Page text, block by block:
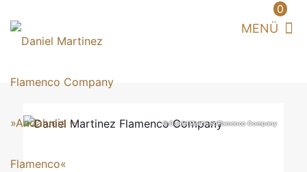
0
© Daniel Martinez Flamenco Company